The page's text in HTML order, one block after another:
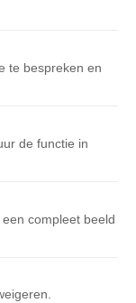
te bespreken en
de functie in
compleet beeld